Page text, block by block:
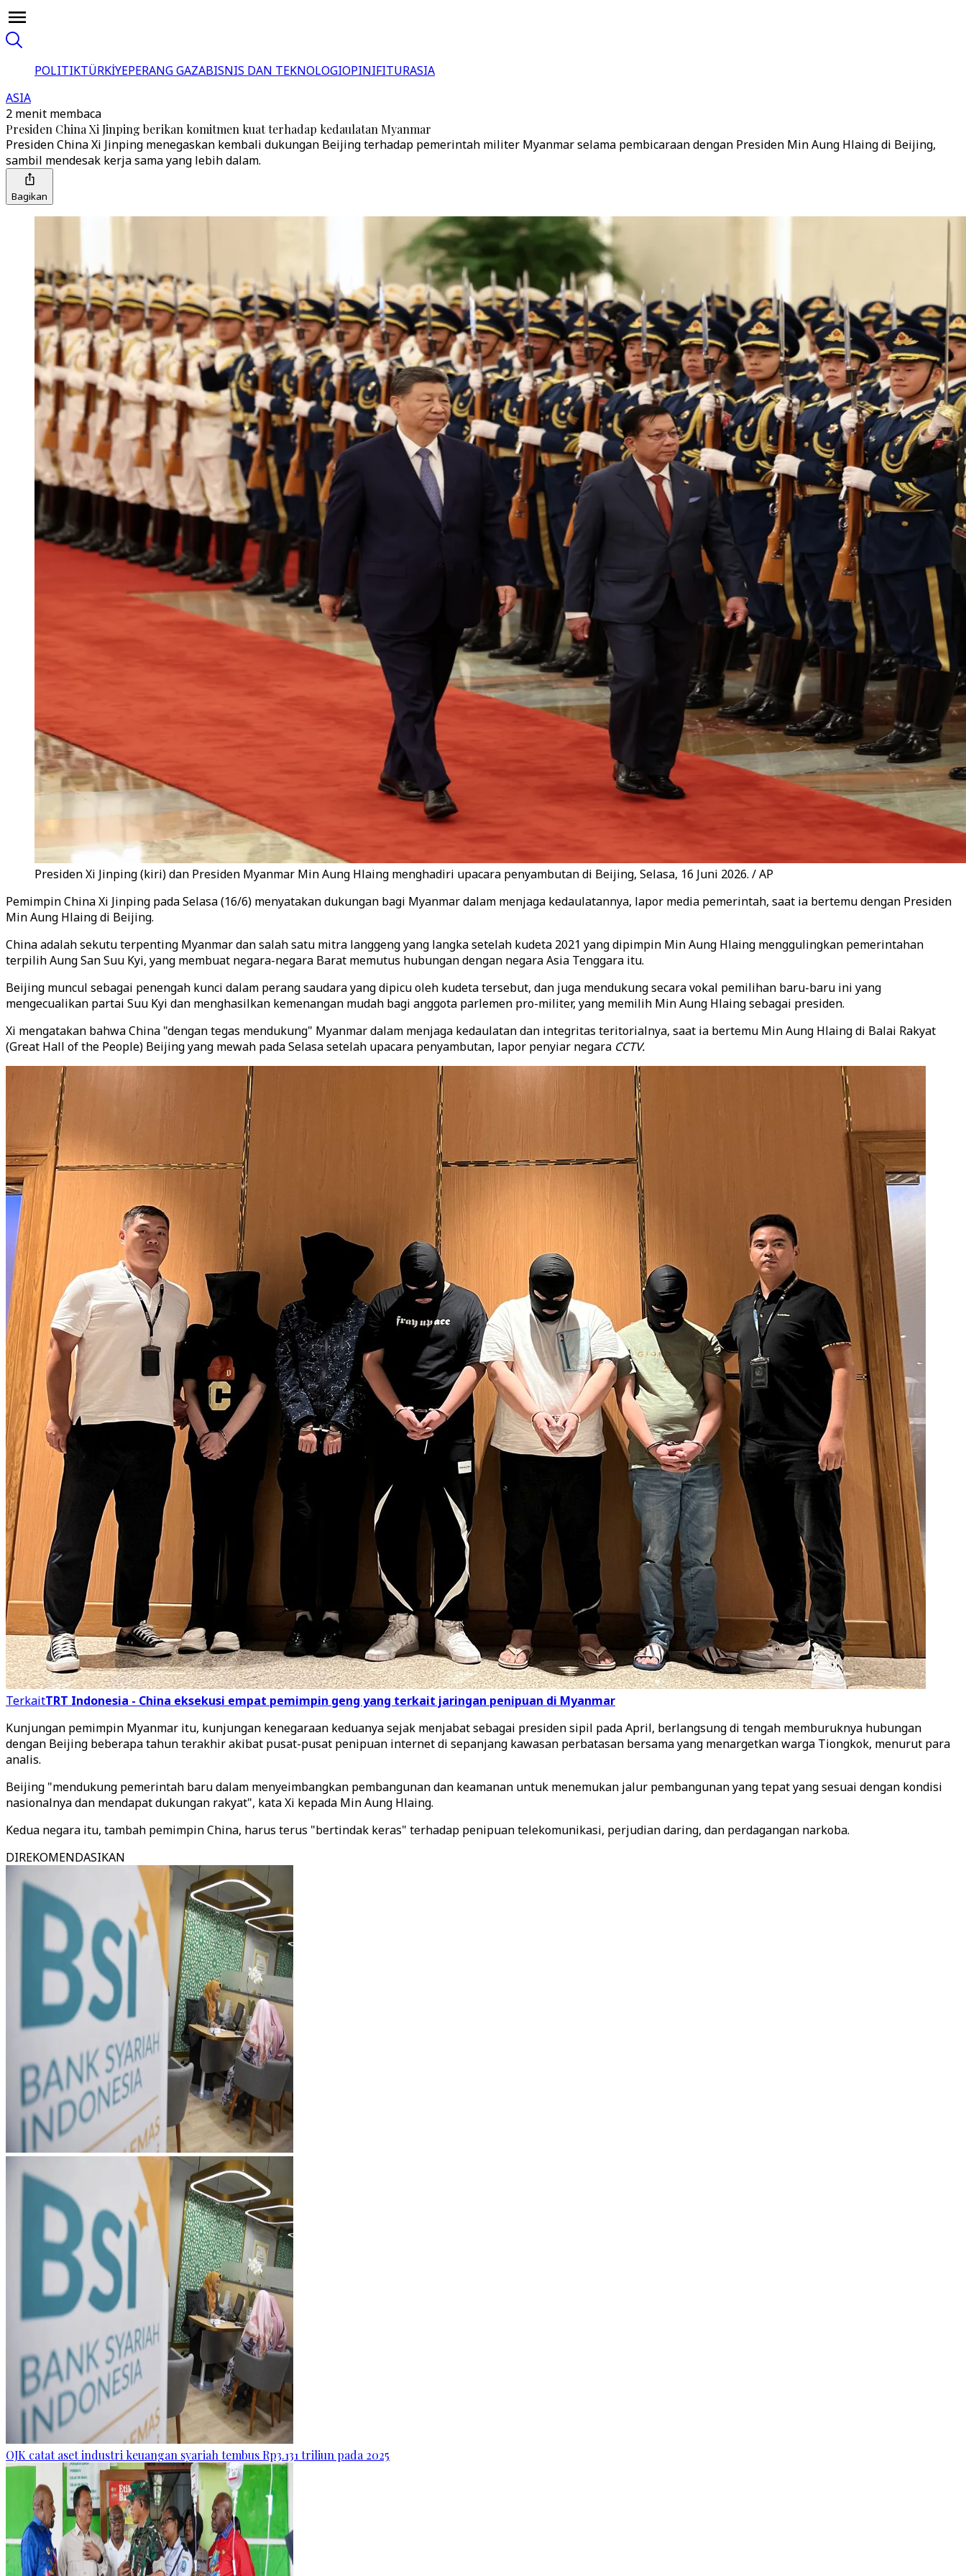
POLITIKTÜRKİYEPERANG GAZABISNIS DAN TEKNOLOGIOPINIFITURASIA
ASIA
2 menit membaca
Presiden China Xi Jinping berikan komitmen kuat terhadap kedaulatan Myanmar
Presiden China Xi Jinping menegaskan kembali dukungan Beijing terhadap pemerintah militer Myanmar selama pembicaraan dengan Presiden Min Aung Hlaing di Beijing,
sambil mendesak kerja sama yang lebih dalam.
Bagikan
Presiden Xi Jinping (kiri) dan Presiden Myanmar Min Aung Hlaing menghadiri upacara penyambutan di Beijing, Selasa, 16 Juni 2026. / AP
Pemimpin China Xi Jinping pada Selasa (16/6) menyatakan dukungan bagi Myanmar dalam menjaga kedaulatannya, lapor media pemerintah, saat ia bertemu dengan Presiden
Min Aung Hlaing di Beijing.
China adalah sekutu terpenting Myanmar dan salah satu mitra langgeng yang langka setelah kudeta 2021 yang dipimpin Min Aung Hlaing menggulingkan pemerintahan
terpilih Aung San Suu Kyi, yang membuat negara-negara Barat memutus hubungan dengan negara Asia Tenggara itu.
Beijing muncul sebagai penengah kunci dalam perang saudara yang dipicu oleh kudeta tersebut, dan juga mendukung secara vokal pemilihan baru-baru ini yang
mengecualikan partai Suu Kyi dan menghasilkan kemenangan mudah bagi anggota parlemen pro-militer, yang memilih Min Aung Hlaing sebagai presiden.
Xi mengatakan bahwa China "dengan tegas mendukung" Myanmar dalam menjaga kedaulatan dan integritas teritorialnya, saat ia bertemu Min Aung Hlaing di Balai Rakyat
(Great Hall of the People) Beijing yang mewah pada Selasa setelah upacara penyambutan, lapor penyiar negara CCTV.
TerkaitTRT Indonesia - China eksekusi empat pemimpin geng yang terkait jaringan penipuan di Myanmar
Kunjungan pemimpin Myanmar itu, kunjungan kenegaraan keduanya sejak menjabat sebagai presiden sipil pada April, berlangsung di tengah memburuknya hubungan
dengan Beijing beberapa tahun terakhir akibat pusat-pusat penipuan internet di sepanjang kawasan perbatasan bersama yang menargetkan warga Tiongkok, menurut para
analis.
Beijing "mendukung pemerintah baru dalam menyeimbangkan pembangunan dan keamanan untuk menemukan jalur pembangunan yang tepat yang sesuai dengan kondisi
nasionalnya dan mendapat dukungan rakyat", kata Xi kepada Min Aung Hlaing.
Kedua negara itu, tambah pemimpin China, harus terus "bertindak keras" terhadap penipuan telekomunikasi, perjudian daring, dan perdagangan narkoba.
DIREKOMENDASIKAN
OJK catat aset industri keuangan syariah tembus Rp3.131 triliun pada 2025